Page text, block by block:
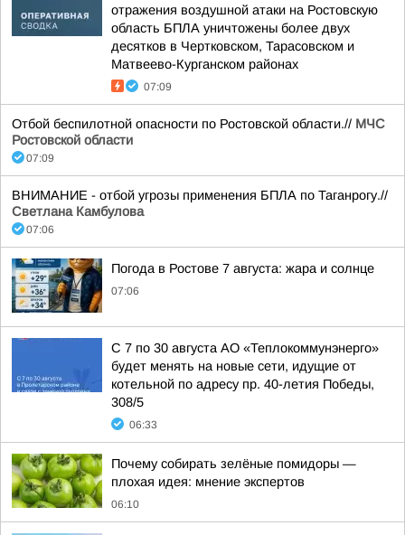
отражения воздушной атаки на Ростовскую
область БПЛА уничтожены более двух
десятков в Чертковском, Тарасовском и
Матвеево-Курганском районах
07:09
Отбой беспилотной опасности по Ростовской области.// МЧС
Ростовской области
07:09
ВНИМАНИЕ - отбой угрозы применения БПЛА по Таганрогу.//
Светлана Камбулова
07:06
Погода в Ростове 7 августа: жара и солнце
07:06
С 7 по 30 августа АО «Теплокоммунэнерго»
будет менять на новые сети, идущие от
котельной по адресу пр. 40-летия Победы,
308/5
06:33
Почему собирать зелёные помидоры —
плохая идея: мнение экспертов
06:10